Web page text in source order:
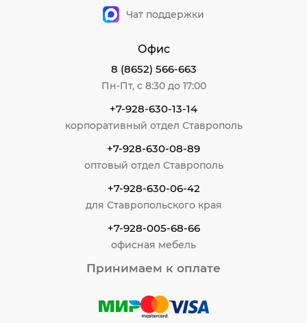
Чат поддержки
Офис
8 (8652) 566-663
Пн-Пт, с 8:30 до 17:00
+7-928-630-13-14
корпоративный отдел Ставрополь
+7-928-630-08-89
оптовый отдел Ставрополь
+7-928-630-06-42
для Ставропольского края
+7-928-005-68-66
офисная мебель
Принимаем к оплате